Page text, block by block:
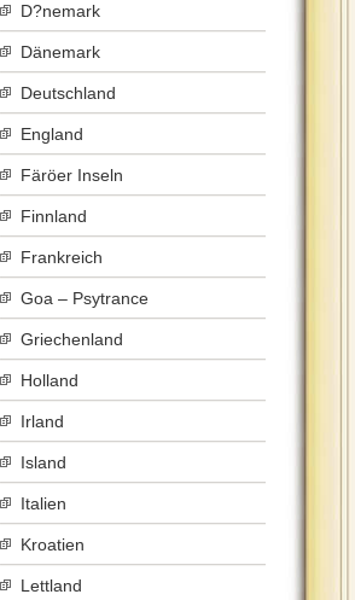
D?nemark
Dänemark
Deutschland
England
Färöer Inseln
Finnland
Frankreich
Goa – Psytrance
Griechenland
Holland
Irland
Island
Italien
Kroatien
Lettland